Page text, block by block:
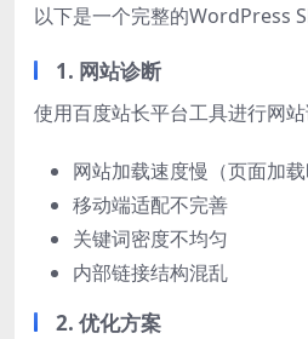
以下是一个完整的WordPress
1. 网站诊断
使用百度站长平台工具进行网
网站加载速度慢（页面加载
移动端适配不完善
关键词密度不均匀
内部链接结构混乱
2. 优化方案